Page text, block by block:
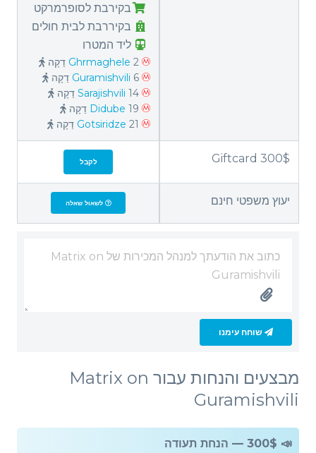
בקירבת לסופרמרקט
בקיררבת לבית חולים
ליד המטרו
Ghrmaghele 2 דַקָה
Guramishvili 6 דַקָה
Sarajishvili 14 דַקָה
Didube 19 דַקָה
Gotsiridze 21 דַקָה
Giftcard 300$ לקבל
יעוץ משפטי חינם לשאול שאלה
שוחח עימנו
מבצעים והנחות עבור Matrix on
Guramishvili
📣 300$ — הנחת תעודה